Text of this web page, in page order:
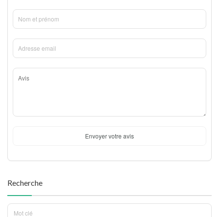
Envoyer votre avis
Recherche